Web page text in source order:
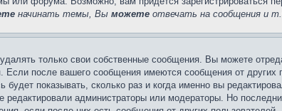
начинать темы, Вы можете отвечать на сообщения и
только свои собственные сообщения. Вы можете
после вашего сообщения имеются сообщения от других
показывать, сколько раз и когда именно вы
администраторы или модераторы. Но